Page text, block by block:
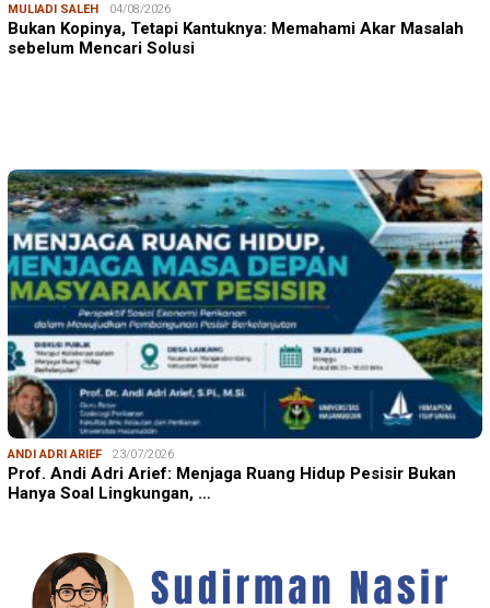
MULIADI SALEH 04/08/2026
Bukan Kopinya, Tetapi Kantuknya: Memahami Akar Masalah
sebelum Mencari Solusi
ANDI ADRI ARIEF 23/07/2026
Prof. Andi Adri Arief: Menjaga Ruang Hidup Pesisir Bukan
Hanya Soal Lingkungan, …